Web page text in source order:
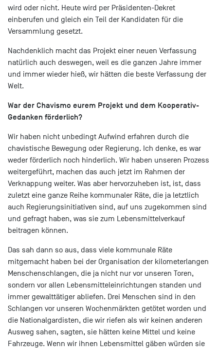
wird oder nicht. Heute wird per Präsidenten-Dekret
einberufen und gleich ein Teil der Kandidaten für die
Versammlung gesetzt.
Nachdenklich macht das Projekt einer neuen Verfassung
natürlich auch deswegen, weil es die ganzen Jahre immer
und immer wieder hieß, wir hätten die beste Verfassung der
Welt.
War der Chavismo eurem Projekt und dem Kooperativ-
Gedanken förderlich?
Wir haben nicht unbedingt Aufwind erfahren durch die
chavistische Bewegung oder Regierung. Ich denke, es war
weder förderlich noch hinderlich. Wir haben unseren Prozess
weitergeführt, machen das auch jetzt im Rahmen der
Verknappung weiter. Was aber hervorzuheben ist, ist, dass
zuletzt eine ganze Reihe kommunaler Räte, die ja letztlich
auch Regierungsinitiativen sind, auf uns zugekommen sind
und gefragt haben, was sie zum Lebensmittelverkauf
beitragen können.
Das sah dann so aus, dass viele kommunale Räte
mitgemacht haben bei der Organisation der kilometerlangen
Menschenschlangen, die ja nicht nur vor unseren Toren,
sondern vor allen Lebensmitteleinrichtungen standen und
immer gewalttätiger abliefen. Drei Menschen sind in den
Schlangen vor unseren Wochenmärkten getötet worden und
die Nationalgardisten, die wir riefen als wir keinen anderen
Ausweg sahen, sagten, sie hätten keine Mittel und keine
Fahrzeuge. Wenn wir ihnen Lebensmittel gäben würden sie